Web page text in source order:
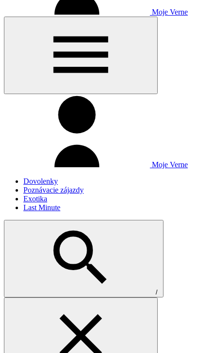
Moje Verne
Moje Verne
Dovolenky
Poznávacie zájazdy
Exotika
Last Minute
/